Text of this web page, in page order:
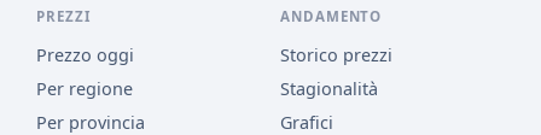
PREZZI
Prezzo oggi
Per regione
Per provincia
ANDAMENTO
Storico prezzi
Stagionalità
Grafici